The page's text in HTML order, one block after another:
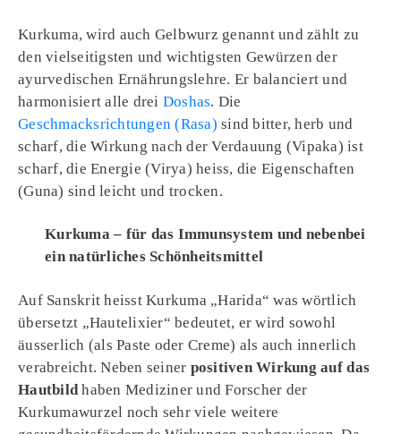
Kurkuma, wird auch Gelbwurz genannt und zählt zu
den vielseitigsten und wichtigsten Gewürzen der
ayurvedischen Ernährungslehre. Er balanciert und
harmonisiert alle drei Doshas. Die
Geschmacksrichtungen (Rasa) sind bitter, herb und
scharf, die Wirkung nach der Verdauung (Vipaka) ist
scharf, die Energie (Virya) heiss, die Eigenschaften
(Guna) sind leicht und trocken.
Kurkuma – für das Immunsystem und nebenbei
ein natürliches Schönheitsmittel
Auf Sanskrit heisst Kurkuma „Harida“ was wörtlich
übersetzt „Hautelixier“ bedeutet, er wird sowohl
äusserlich (als Paste oder Creme) als auch innerlich
verabreicht. Neben seiner positiven Wirkung auf das
Hautbildhaben Mediziner und Forscher der
Kurkumawurzel noch sehr viele weitere